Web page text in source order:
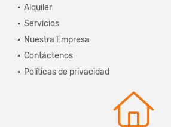
Alquiler
Servicios
Nuestra Empresa
Contáctenos
Políticas de privacidad